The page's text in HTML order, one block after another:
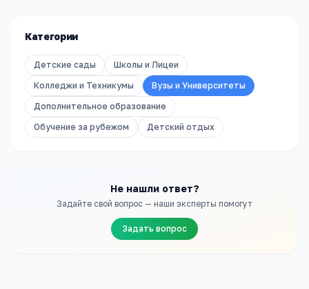
Категории
Детские сады
Школы и Лицеи
Колледжи и Техникумы
Вузы и Университеты
Дополнительное образование
Обучение за рубежом
Детский отдых
Не нашли ответ?
Задайте свой вопрос — наши эксперты помогут
Задать вопрос